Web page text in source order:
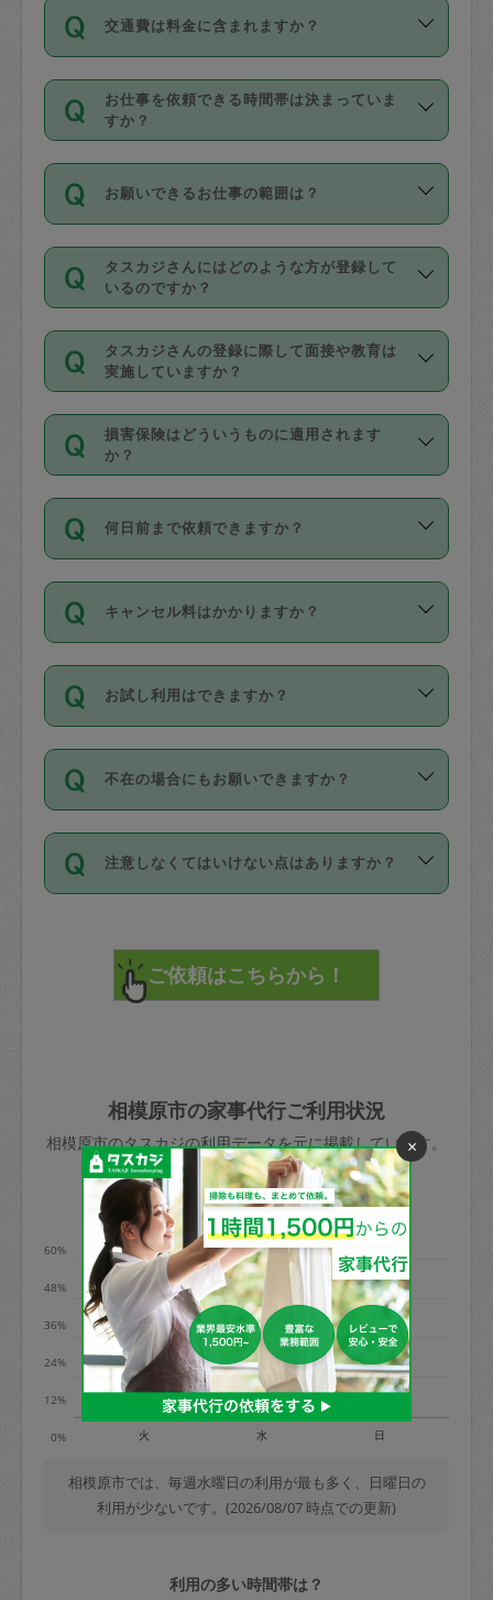
を行う際にご入力ください。プロフィー
ル登録時にはご入力いただかなくても大
丈夫です。
デビットカード・プリペイドカード（Vプ
リカ、au WALLETなど）は支払にはご利
銀行振込や現金払いも対応していませ
なお、タスカジさんの交通費も、依頼料
金のご請求と合わせてお支払いとなりま
動計算で表示されます。
隔週）」があり、「定期」の依頼は「ス
ポット」よりお得な料金でご利用できま
す。
定期の最低利用回数は設けていない代わ
りに、一定数を超えたキャンセルは有償
（例：毎週定期の場合は３回以上のキャ
ンセルが有償（1200円、隔週定期の場合
は２回以上のキャンセルが有償（1200
交通費は料金に含まれますか？
交通費は依頼料金とは別途発生し、依頼
料金のご請求と合わせてお支払いとなり
ます。交通費の金額は「依頼の詳細」に
お仕事を依頼できる時間帯は決まっていま
すか？
時間帯は3種類あります。いずれも１回あ
たり３時間です。
・ＡＭ ９時～１２時
・ＰＭ １３時～１６時
・夜 １８時～２１時
開始時間を２時間前後変更することが可
能です。依頼送信後、個別にタスカジさ
んにメッセージを送り調整してくださ
い。ただし、２時間を越えての調整はで
時間も被らない場合、損害保険の対象外
お願いできるお仕事の範囲は？
掃除、整理収納、洗濯、買い物、料理、
作り置きです。タスカジさんによってで
きる仕事の範囲が異なりますので、依頼
する前にタスカジさんのプロフィールで
確認してください。
基本的に、高所での作業や危険作業、屋
外での作業は対象外です。
タスカジさんにはどのような方が登録して
いるのですか？
主婦として長年の家事経験をお持ちの
方、栄養士・調理師といった資格者で保
育園や学校の給食やレストランで料理関
係の専門職に従事されていた方、日本で
すでにハウスキーパーや英語の先生とし
てお仕事をしているフィリピン出身の
社員など様々なバックグラウンドの方が
登録しています。
日本語も話せる方など様々です。
ールに記載していますので、各自の得意
を依頼してください。
タスカジさんの登録に際して面接や教育は
実施していますか？
応募の際に、各自事務局との面接と説明
を行っています。その後、身分証明書の
写真提出をしていただいています。外国
確認しています。タスカジさんトレーニ
ング動画を使ったセルフトレーニングの
現場トライアルを受け、合格したタスカ
ジさんが活動されています。
※テストセンターの講評は１件目のレビュ
参考
【詳細】タスカジさんの登録に際
損害保険はどういうものに適用されます
か？
依頼者とタスカジさんとの間でタスカジ
を通して成立した作業時間内での作業に
適用されます。作業範囲は、掃除、洗
です。作業中に物を壊したり、人にけが
をさせたりした場合が対象で、補償金額
す。
写真を撮り、
詳細FAQ：
損害賠償保険について教えて
何日前まで依頼できますか？
ご依頼は、現在を起点に3日後（72時間
以降）の日時から受付可能となっていま
す。
タスカジさんへ「募集」をかけることが
可能です。
キャンセル料はかかりますか？
キャンセル料には、以下の2種類がありま
す。
1. 直前キャンセル（定期、スポット契約
共通）
72時間を超える※と、以下のキャンセル
料が発生します。
直前キャンセル料：
72時間前〜24時間前＝依頼料金の50%
依頼者不在による当日キャンセル＝依頼
金額の100%＋交通費全額
※例：依頼日時／土曜日午前9時開始の場
合、水曜日午前9時以降はキャンセル料が
発生
水曜日9時〜金曜日9時まで＝依頼料金の
50%
金曜日9時～土曜日8時まで＝依頼金額の
100%
土曜日8時〜実施時間＝依頼金額の100%
＋交通費全額
依頼者不在による当日キャンセル＝依頼
金額の100%＋交通費全額
定期契約をキャンセルする場合、毎週定
お試し利用はできますか？
「お試し利用」というメニューはありま
せんが、「一回のみ」依頼を活用するこ
とによって、気に入ったタスカジさんを
まず、条件の合う気になるタスカジさ
みてください。
その後、一番気に入ったタスカジさんに
不在の場合にもお願いできますか？
不在の場合の作業はタスカジさんの同意
が必要です。数回の依頼ののち、タスカ
ジさんと依頼者の間で十分な信頼関係が
てください。
不在時に部屋に入るためにタスカジさん
きた場合は損害保険の対象外となるので
ご注意ください。
注意しなくてはいけない点はありますか？
で、必ず鍵のかかるロッカーや金庫に入
れて依頼者の責任の元管理するよう心掛
けてください。
玉、など
あわせてこちらも参照ください：初めて
利用します。注意しなくてはいけない点
はありますか？
相模原市の家事代行ご利用状況
相模原市のタスカジの利用データを元に掲載しています。
利用の多い曜日は？
0%
12%
24%
36%
48%
60%
火 水 日
相模原市では、毎週水曜日の利用が最も多く、日曜日の
利用が少ないです。(2026/08/07 時点での更新)
利用の多い時間帯は？
×